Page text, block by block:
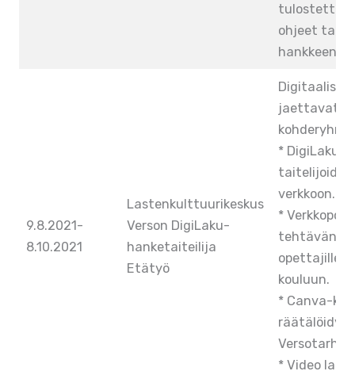
ohjeet
hankkeen
9.8.2021-
8.10.2021
Lastenkulttuurikeskus
Verson DigiLaku-
hanketaiteilija
Etätyö
jaettavat
* DigiLakun
verkkoon.
*
tehtävän
opettajille
kouluun.
* Canva-
* Video